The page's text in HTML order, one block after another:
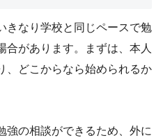
きなり学校と同じペースで勉
合があります。まずは、本人
、どこからなら始められるか
強の相談ができるため、外に